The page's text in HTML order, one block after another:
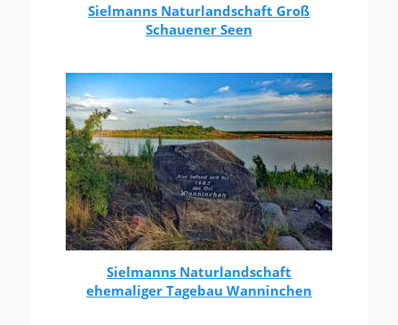
Sielmanns Naturlandschaft Groß
Schauener Seen
Sielmanns Naturlandschaft
ehemaliger Tagebau Wanninchen